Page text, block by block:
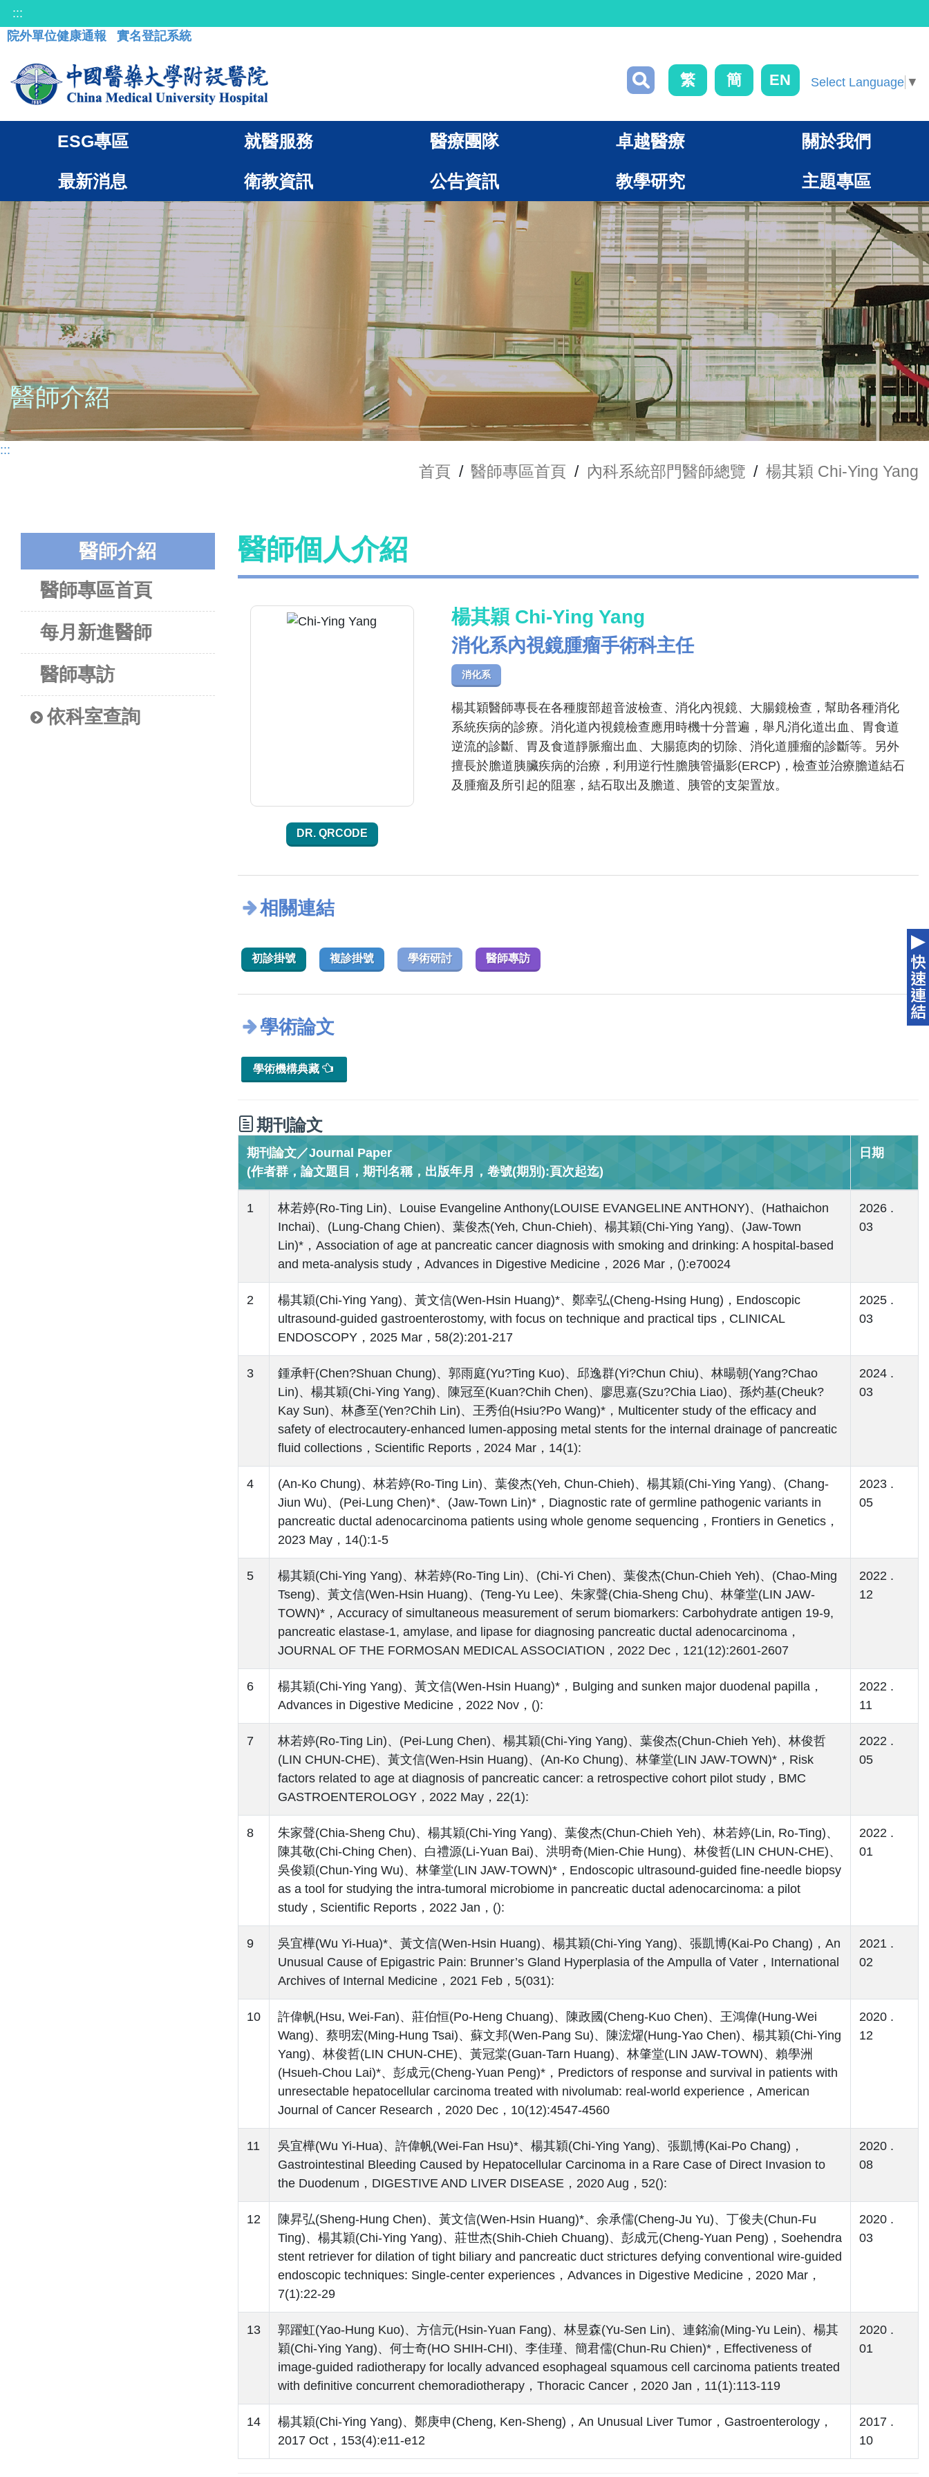
:::
院外單位健康通報
實名登記系統
繁 簡 EN Select Language ▼
ESG專區 就醫服務 醫療團隊 卓越醫療 關於我們
最新消息 衛教資訊 公告資訊 教學研究 主題專區
醫師介紹
:::
首頁 / 醫師專區首頁 / 內科系統部門醫師總覽 / 楊其穎 Chi-Ying Yang
醫師介紹
醫師專區首頁
每月新進醫師
醫師專訪
依科室查詢
醫師個人介紹
DR. QRCODE
楊其穎 Chi-Ying Yang
消化系內視鏡腫瘤手術科主任
消化系
楊其穎醫師專長在各種腹部超音波檢查、消化內視鏡、大腸鏡檢查，幫助各種消化
系統疾病的診療。消化道內視鏡檢查應用時機十分普遍，舉凡消化道出血、胃食道
逆流的診斷、胃及食道靜脈瘤出血、大腸瘜肉的切除、消化道腫瘤的診斷等。另外
擅長於膽道胰臟疾病的治療，利用逆行性膽胰管攝影(ERCP)，檢查並治療膽道結石
及腫瘤及所引起的阻塞，結石取出及膽道、胰管的支架置放。
相關連結
初診掛號 複診掛號 學術研討 醫師專訪
學術論文
學術機構典藏
期刊論文
期刊論文／Journal Paper
(作者群，論文題目，期刊名稱，出版年月，卷號(期別):頁次起迄)
日期
1
林若婷(Ro-Ting Lin)、Louise Evangeline Anthony(LOUISE EVANGELINE ANTHONY)、(Hathaichon
Inchai)、(Lung-Chang Chien)、葉俊杰(Yeh, Chun-Chieh)、楊其穎(Chi-Ying Yang)、(Jaw-Town
Lin)*，Association of age at pancreatic cancer diagnosis with smoking and drinking: A hospital-based
and meta-analysis study，Advances in Digestive Medicine，2026 Mar，():e70024
2026 .
03
2
楊其穎(Chi-Ying Yang)、黃文信(Wen-Hsin Huang)*、鄭幸弘(Cheng-Hsing Hung)，Endoscopic
ultrasound-guided gastroenterostomy, with focus on technique and practical tips，CLINICAL
ENDOSCOPY，2025 Mar，58(2):201-217
2025 .
03
3
鍾承軒(Chen?Shuan Chung)、郭雨庭(Yu?Ting Kuo)、邱逸群(Yi?Chun Chiu)、林暘朝(Yang?Chao
Lin)、楊其穎(Chi-Ying Yang)、陳冠至(Kuan?Chih Chen)、廖思嘉(Szu?Chia Liao)、孫灼基(Cheuk?
Kay Sun)、林彥至(Yen?Chih Lin)、王秀伯(Hsiu?Po Wang)*，Multicenter study of the efficacy and
safety of electrocautery‐enhanced lumen‐apposing metal stents for the internal drainage of pancreatic
fluid collections，Scientific Reports，2024 Mar，14(1):
2024 .
03
4
(An-Ko Chung)、林若婷(Ro-Ting Lin)、葉俊杰(Yeh, Chun-Chieh)、楊其穎(Chi-Ying Yang)、(Chang-
Jiun Wu)、(Pei-Lung Chen)*、(Jaw-Town Lin)*，Diagnostic rate of germline pathogenic variants in
pancreatic ductal adenocarcinoma patients using whole genome sequencing，Frontiers in Genetics，
2023 May，14():1-5
2023 .
05
5
楊其穎(Chi-Ying Yang)、林若婷(Ro-Ting Lin)、(Chi-Yi Chen)、葉俊杰(Chun-Chieh Yeh)、(Chao-Ming
Tseng)、黃文信(Wen-Hsin Huang)、(Teng-Yu Lee)、朱家聲(Chia-Sheng Chu)、林肇堂(LIN JAW-
TOWN)*，Accuracy of simultaneous measurement of serum biomarkers: Carbohydrate antigen 19-9,
pancreatic elastase-1, amylase, and lipase for diagnosing pancreatic ductal adenocarcinoma，
JOURNAL OF THE FORMOSAN MEDICAL ASSOCIATION，2022 Dec，121(12):2601-2607
2022 .
12
6
楊其穎(Chi-Ying Yang)、黃文信(Wen-Hsin Huang)*，Bulging and sunken major duodenal papilla，
Advances in Digestive Medicine，2022 Nov，():
2022 .
11
7
林若婷(Ro-Ting Lin)、(Pei-Lung Chen)、楊其穎(Chi-Ying Yang)、葉俊杰(Chun-Chieh Yeh)、林俊哲
(LIN CHUN-CHE)、黃文信(Wen-Hsin Huang)、(An-Ko Chung)、林肇堂(LIN JAW-TOWN)*，Risk
factors related to age at diagnosis of pancreatic cancer: a retrospective cohort pilot study，BMC
GASTROENTEROLOGY，2022 May，22(1):
2022 .
05
8
朱家聲(Chia-Sheng Chu)、楊其穎(Chi-Ying Yang)、葉俊杰(Chun-Chieh Yeh)、林若婷(Lin, Ro-Ting)、
陳其敬(Chi-Ching Chen)、白禮源(Li-Yuan Bai)、洪明奇(Mien-Chie Hung)、林俊哲(LIN CHUN-CHE)、
吳俊穎(Chun-Ying Wu)、林肇堂(LIN JAW-TOWN)*，Endoscopic ultrasound‑guided fine‑needle biopsy
as a tool for studying the intra‑tumoral microbiome in pancreatic ductal adenocarcinoma: a pilot
study，Scientific Reports，2022 Jan，():
2022 .
01
9
吳宜樺(Wu Yi-Hua)*、黃文信(Wen-Hsin Huang)、楊其穎(Chi-Ying Yang)、張凱博(Kai-Po Chang)，An
Unusual Cause of Epigastric Pain: Brunner’s Gland Hyperplasia of the Ampulla of Vater，International
Archives of Internal Medicine，2021 Feb，5(031):
2021 .
02
10
許偉帆(Hsu, Wei-Fan)、莊伯恒(Po-Heng Chuang)、陳政國(Cheng-Kuo Chen)、王鴻偉(Hung-Wei
Wang)、蔡明宏(Ming-Hung Tsai)、蘇文邦(Wen-Pang Su)、陳浤燿(Hung-Yao Chen)、楊其穎(Chi-Ying
Yang)、林俊哲(LIN CHUN-CHE)、黃冠棠(Guan-Tarn Huang)、林肇堂(LIN JAW-TOWN)、賴學洲
(Hsueh-Chou Lai)*、彭成元(Cheng-Yuan Peng)*，Predictors of response and survival in patients with
unresectable hepatocellular carcinoma treated with nivolumab: real-world experience，American
Journal of Cancer Research，2020 Dec，10(12):4547-4560
2020 .
12
11
吳宜樺(Wu Yi-Hua)、許偉帆(Wei-Fan Hsu)*、楊其穎(Chi-Ying Yang)、張凱博(Kai-Po Chang)，
Gastrointestinal Bleeding Caused by Hepatocellular Carcinoma in a Rare Case of Direct Invasion to
the Duodenum，DIGESTIVE AND LIVER DISEASE，2020 Aug，52():
2020 .
08
12
陳昇弘(Sheng-Hung Chen)、黃文信(Wen-Hsin Huang)*、余承儒(Cheng-Ju Yu)、丁俊夫(Chun-Fu
Ting)、楊其穎(Chi-Ying Yang)、莊世杰(Shih-Chieh Chuang)、彭成元(Cheng-Yuan Peng)，Soehendra
stent retriever for dilation of tight biliary and pancreatic duct strictures defying conventional wire-guided
endoscopic techniques: Single-center experiences，Advances in Digestive Medicine，2020 Mar，
7(1):22-29
2020 .
03
13
郭躍虹(Yao-Hung Kuo)、方信元(Hsin-Yuan Fang)、林昱森(Yu-Sen Lin)、連銘渝(Ming-Yu Lein)、楊其
穎(Chi-Ying Yang)、何士奇(HO SHIH-CHI)、李佳瑾、簡君儒(Chun-Ru Chien)*，Effectiveness of
image-guided radiotherapy for locally advanced esophageal squamous cell carcinoma patients treated
with definitive concurrent chemoradiotherapy，Thoracic Cancer，2020 Jan，11(1):113-119
2020 .
01
14
楊其穎(Chi-Ying Yang)、鄭庚申(Cheng, Ken-Sheng)，An Unusual Liver Tumor，Gastroenterology，
2017 Oct，153(4):e11-e12
2017 .
10